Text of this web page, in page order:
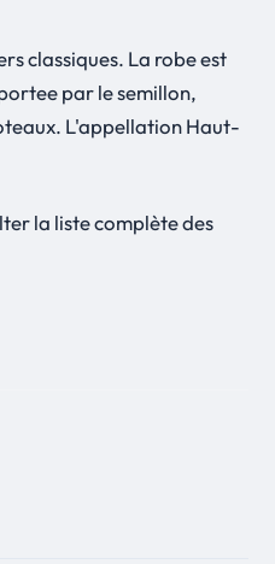
classiques. La robe est
par le semillon,
L'appellation Haut-
la liste complète des